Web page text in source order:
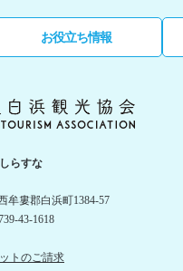
お役立ち情報
らすな
牟婁郡白浜町1384-57
43-1618
トのご請求